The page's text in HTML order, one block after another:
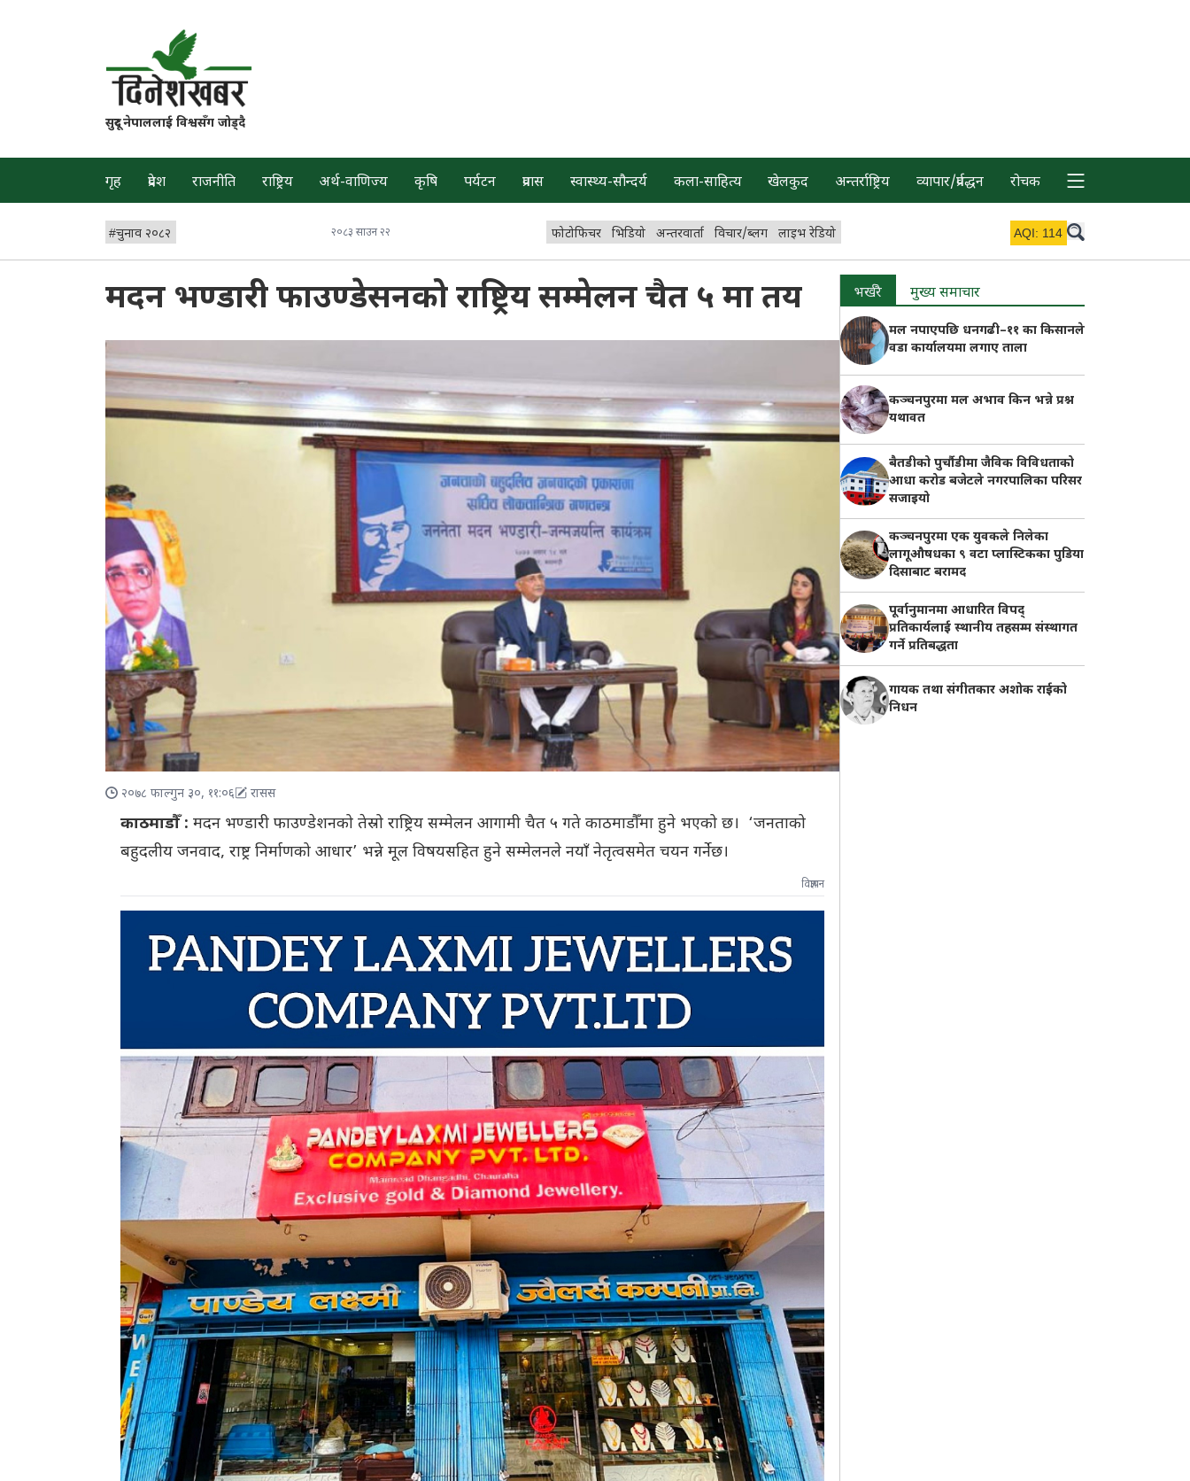
सुदूर नेपाललाई विश्वसँग जोड्दै
गृह प्रदेश राजनीति राष्ट्रिय अर्थ-वाणिज्य कृषि पर्यटन प्रवास स्वास्थ्य-सौन्दर्य कला-साहित्य खेलकुद अन्तर्राष्ट्रिय व्यापार/प्रर्वद्धन रोचक
#चुनाव २०८२ २०८३ साउन २२ फोटोफिचर भिडियो अन्तरवार्ता विचार/ब्लग लाइभ रेडियो AQI: 114
मदन भण्डारी फाउण्डेसनको राष्ट्रिय सम्मेलन चैत ५ मा तय
२०७८ फाल्गुन ३०, ११:०६ रासस
काठमाडौँ : मदन भण्डारी फाउण्डेशनको तेस्रो राष्ट्रिय सम्मेलन आगामी चैत ५ गते काठमाडौँमा हुने भएको छ। ‘जनताको
बहुदलीय जनवाद, राष्ट्र निर्माणको आधार’ भन्ने मूल विषयसहित हुने सम्मेलनले नयाँ नेतृत्वसमेत चयन गर्नेछ।
विज्ञापन
भर्खरै मुख्य समाचार
मल नपाएपछि धनगढी–११ का किसानले
वडा कार्यालयमा लगाए ताला
कञ्चनपुरमा मल अभाव किन भन्ने प्रश्न
यथावत
बैतडीको पुर्चौडीमा जैविक विविधताको
आधा करोड बजेटले नगरपालिका परिसर
सजाइयो
कञ्चनपुरमा एक युवकले निलेका
लागूऔषधका ९ वटा प्लास्टिकका पुडिया
दिसाबाट बरामद
पूर्वानुमानमा आधारित विपद्
प्रतिकार्यलाई स्थानीय तहसम्म संस्थागत
गर्ने प्रतिबद्धता
गायक तथा संगीतकार अशोक राईको
निधन